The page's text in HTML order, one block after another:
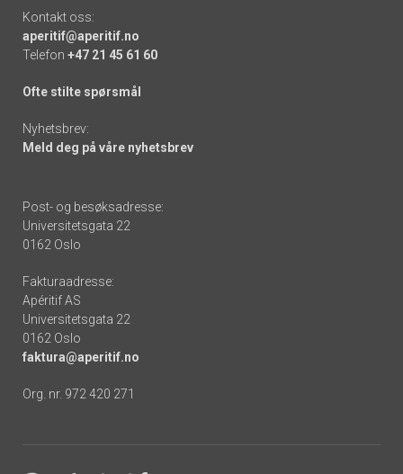
Kontakt oss:
aperitif@aperitif.no
Telefon +47 21 45 61 60
Ofte stilte spørsmål
Nyhetsbrev:
Meld deg på våre nyhetsbrev
Post- og besøksadresse:
Universitetsgata 22
0162 Oslo
Fakturaadresse:
Apéritif AS
Universitetsgata 22
0162 Oslo
faktura@aperitif.no
Org. nr. 972 420 271